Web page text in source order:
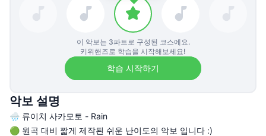
이 악보는 3파트로 구성된 코스에요.
키위핸즈로 학습을 시작해보세요!
학습 시작하기
악보 설명
🌧️ 류이치 사카모토 - Rain
🟢 원곡 대비 짧게 제작된 쉬운 난이도의 악보 입니다 :)